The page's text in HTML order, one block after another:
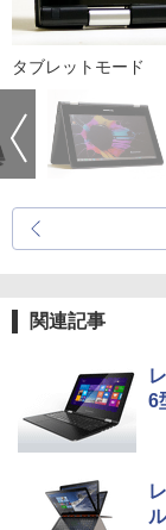
タブレットモード
関連記事
6